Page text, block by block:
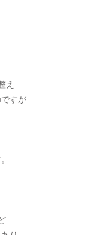
え
すが